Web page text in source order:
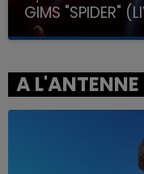
GIMS "SPIDER"
A L'ANTENNE